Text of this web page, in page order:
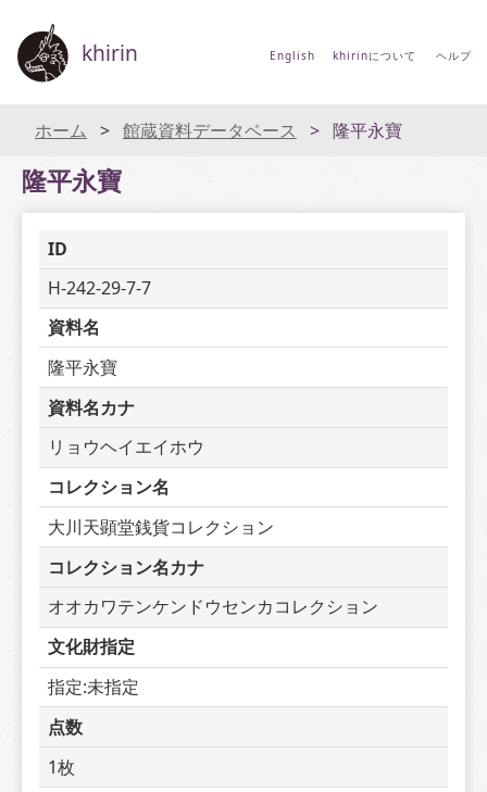
khirin English khirinについて ヘルプ
ホーム 館蔵資料データベース 隆平永寶
隆平永寶
ID
H-242-29-7-7
資料名
隆平永寶
資料名カナ
リョウヘイエイホウ
コレクション名
大川天顕堂銭貨コレクション
コレクション名カナ
オオカワテンケンドウセンカコレクション
文化財指定
指定:未指定
点数
1枚